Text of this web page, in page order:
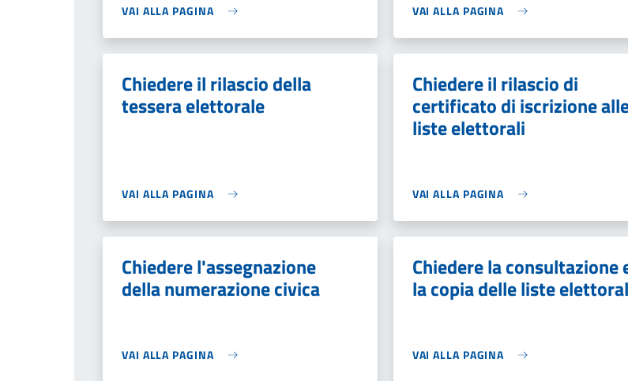
VAI ALLA PAGINA VAI ALLA PAGINA
Chiedere il rilascio della
tessera elettorale
VAI ALLA PAGINA
Chiedere il rilascio di
certificato di iscrizione
liste elettorali
VAI ALLA PAGINA
Chiedere l'assegnazione
della numerazione civica
VAI ALLA PAGINA
Chiedere la consultazione
la copia delle liste
VAI ALLA PAGINA